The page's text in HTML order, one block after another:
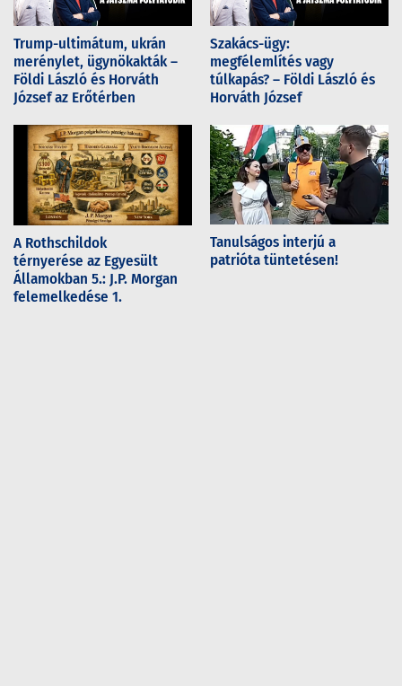
Trump-ultimátum, ukrán
merénylet, ügynökakták –
Földi László és Horváth
József az Erőtérben
Szakács-ügy:
megfélemlítés vagy
túlkapás? – Földi László és
Horváth József
A Rothschildok
térnyerése az Egyesült
Államokban 5.: J.P. Morgan
felemelkedése 1.
Tanulságos interjú a
patrióta tüntetésen!